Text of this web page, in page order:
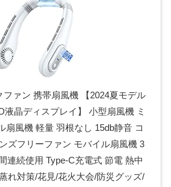
ァン 携帯扇風機 【2024夏モデル
液晶ディスプレイ】 小型扇風機 ミ
扇風機 軽量 羽根なし 15db静音 コ
ズフリーファン モバイル扇風機 3
連続使用 Type-C充電式 節電 熱中
れ対策/花見/花火大会/防災グッズ/